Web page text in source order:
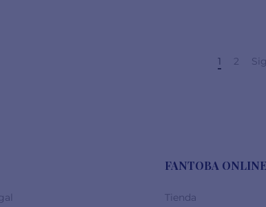
1 2
FANTOBA ONLINE
Tienda